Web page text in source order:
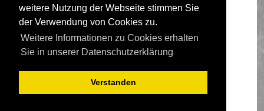
weitere Nutzung der Webseite stimmen Sie
der Verwendung von Cookies zu.
Weitere Informationen zu Cookies erhalten
Sie in unserer Datenschutzerklärung
Verstanden
Registrieren
Foren-Übersicht
Deutsche Übersetzung durchphpBB.de